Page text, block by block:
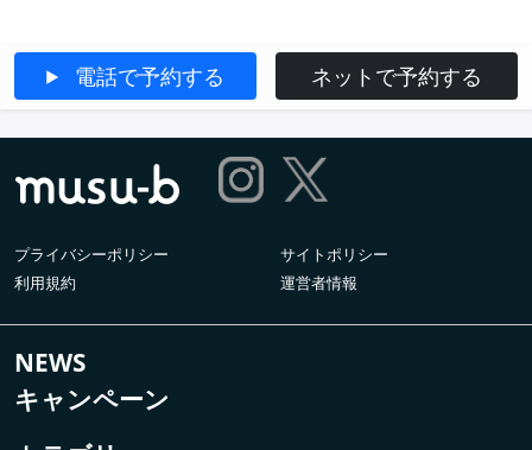
電話で予約する ネットで予約する
プライバシーポリシー
サイトポリシー
利用規約
運営者情報
NEWS
キャンペーン